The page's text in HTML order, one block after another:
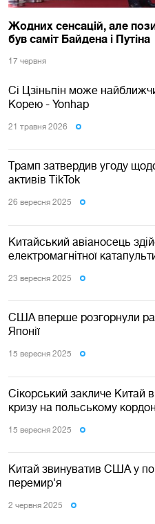
Жодних сенсацій, але
був саміт Байдена і Путіна
17 червня
Сі Цзіньпін може
Корею - Yonhap
21 травня 2026
Трамп затвердив угоду
активів TikTok
26 вересня 2025
Китайський авіаносець
електромагнітної
23 вересня 2025
США вперше розгорнули
Японії
15 вересня 2025
Сікорський закличе Китай
кризу на польському
15 вересня 2025
Китай звинуватив США у
перемир'я
2 червня 2025